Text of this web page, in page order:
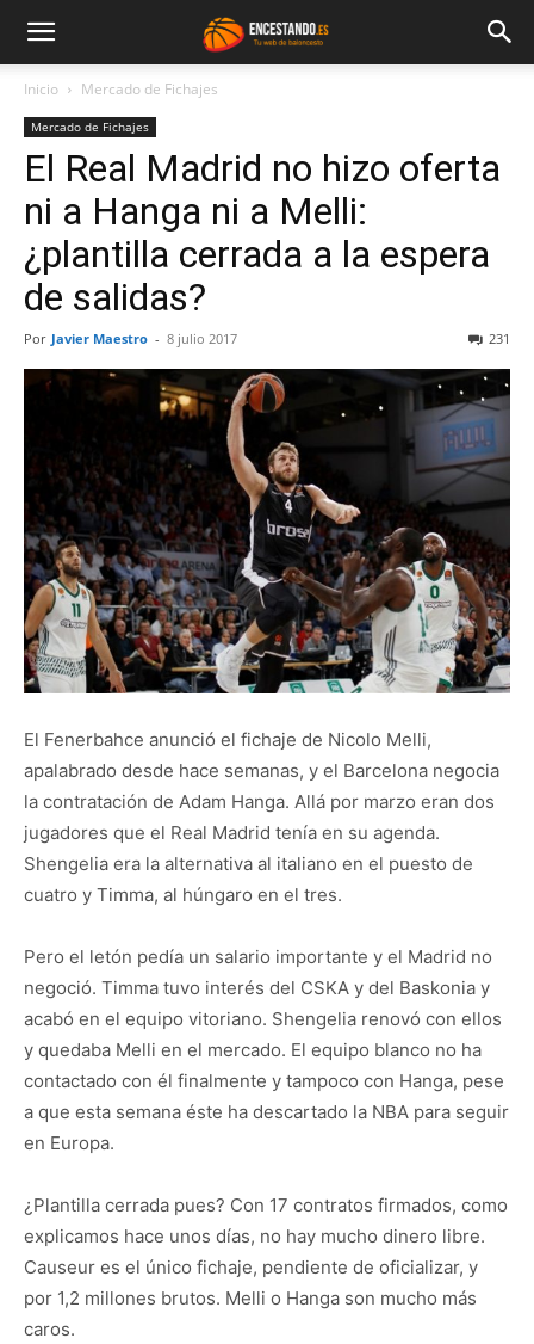
Inicio Mercado de Fichajes
Mercado de Fichajes
El Real Madrid no hizo oferta
ni a Hanga ni a Melli:
¿plantilla cerrada a la espera
de salidas?
Por Javier Maestro - 8 julio 2017 231
El Fenerbahce anunció el fichaje de Nicolo Melli,
apalabrado desde hace semanas, y el Barcelona negocia
la contratación de Adam Hanga. Allá por marzo eran dos
jugadores que el Real Madrid tenía en su agenda.
Shengelia era la alternativa al italiano en el puesto de
cuatro y Timma, al húngaro en el tres.
Pero el letón pedía un salario importante y el Madrid no
negoció. Timma tuvo interés del CSKA y del Baskonia y
acabó en el equipo vitoriano. Shengelia renovó con ellos
y quedaba Melli en el mercado. El equipo blanco no ha
contactado con él finalmente y tampoco con Hanga, pese
a que esta semana éste ha descartado la NBA para seguir
en Europa.
¿Plantilla cerrada pues? Con 17 contratos firmados, como
explicamos hace unos días, no hay mucho dinero libre.
Causeur es el único fichaje, pendiente de oficializar, y
por 1,2 millones brutos. Melli o Hanga son mucho más
caros.